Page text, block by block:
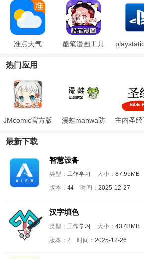
准点天气 酷笔漫画工具
热门应用
JMcomic官方版
漫蛙manwa防
主内圣经
最新下载
智慧设备
类型： 工作学习 大小： 87.95MB
版本： 44 时间： 2025-12-27
汉字填色
类型： 工作学习 大小： 43.43MB
版本： 2 时间： 2025-12-26